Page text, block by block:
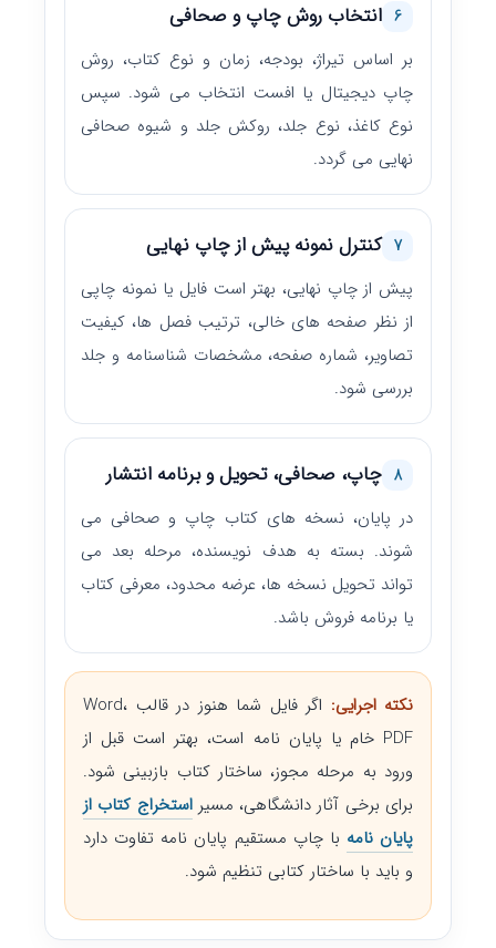
6 انتخاب روش چاپ و صحافی
بر اساس تیراژ، بودجه، زمان و نوع کتاب، روش
چاپ دیجیتال یا افست انتخاب می شود. سپس
نوع کاغذ، نوع جلد، روکش جلد و شیوه صحافی
نهایی می گردد.
7 کنترل نمونه پیش از چاپ نهایی
پیش از چاپ نهایی، بهتر است فایل یا نمونه چاپی
از نظر صفحه های خالی، ترتیب فصل ها، کیفیت
تصاویر، شماره صفحه، مشخصات شناسنامه و جلد
بررسی شود.
8 چاپ، صحافی، تحویل و برنامه انتشار
در پایان، نسخه های کتاب چاپ و صحافی می
شوند. بسته به هدف نویسنده، مرحله بعد می
تواند تحویل نسخه ها، عرضه محدود، معرفی کتاب
یا برنامه فروش باشد.
نکته اجرایی:
اگر فایل شما هنوز در قالب Word،
PDF خام یا پایان نامه است، بهتر است قبل از
ورود به مرحله مجوز، ساختار کتاب بازبینی شود.
برای برخی آثار دانشگاهی، مسیراستخراج کتاب از
پایان نامه با چاپ مستقیم پایان نامه تفاوت دارد
و باید با ساختار کتابی تنظیم شود.